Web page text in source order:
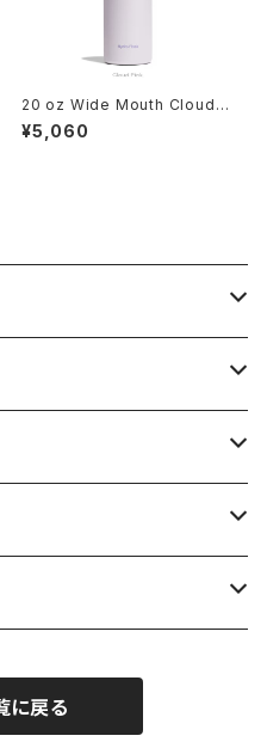
20 oz Wide Mouth Cloud P
ink
¥5,060
に戻る